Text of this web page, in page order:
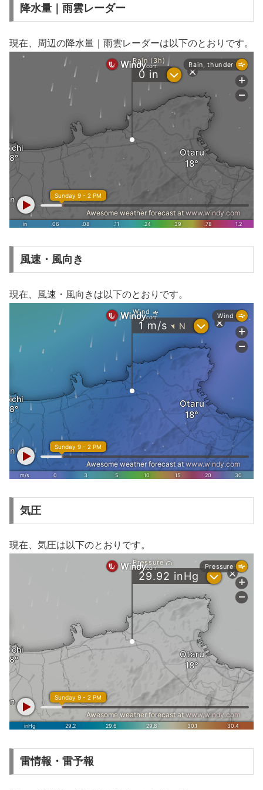
降水量｜雨雲レーダー
現在、周辺の降水量｜雨雲レーダーは以下のとおりです。
風速・風向き
現在、風速・風向きは以下のとおりです。
気圧
現在、気圧は以下のとおりです。
雷情報・雷予報